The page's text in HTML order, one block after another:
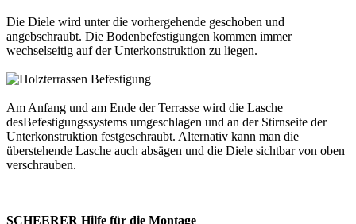
Die Diele wird unter die vorhergehende geschoben und
angebschraubt. Die Bodenbefestigungen kommen immer
wechselseitig auf der Unterkonstruktion zu liegen.
Am Anfang und am Ende der Terrasse wird die Lasche
desBefestigungssystems umgeschlagen und an der Stirnseite der
Unterkonstruktion festgeschraubt. Alternativ kann man die
überstehende Lasche auch absägen und die Diele sichtbar von oben
verschrauben.
SCHEERER Hilfe für die Montage